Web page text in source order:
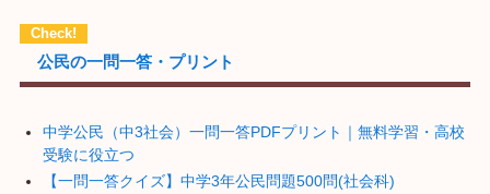
公民の一問一答・プリント
中学公民（中3社会）一問一答PDFプリント｜無料学習・高校
受験に役立つ
【一問一答クイズ】中学3年公民問題500問(社会科)